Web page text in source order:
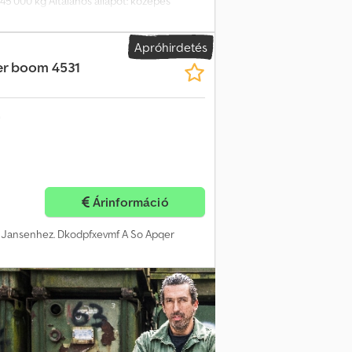
forduljon Corne van Dueren den
Apróhirdetés
boom 4531
Árinformáció
Dkodpfxevmf A So Apqer